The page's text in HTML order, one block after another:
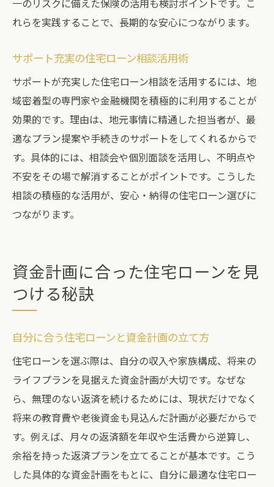
一のリスクに備えた保険の活用も検討ポイントです。こ
れらを実践することで、長期的な安心につながります。
サポート充実の住宅ローン相談活用術
サポートが充実した住宅ローン相談を活用するには、地
域密着型の専門家や金融機関を積極的に利用することが
効果的です。理由は、地元事情に精通した担当者が、最
適なプラン提案や手続きのサポートをしてくれるからで
す。具体的には、相談会や個別面談を活用し、不明点や
不安をその場で解消することがポイントです。こうした
相談の積極的な活用が、安心・納得の住宅ローン選びに
つながります。
資金計画に合った住宅ローンを見
つける秘訣
自分に合う住宅ローンと資金計画の立て方
住宅ローンを選ぶ際は、自分の収入や家族構成、将来の
ライフプランを見据えた資金計画が大切です。なぜな
ら、無理のない返済を続けるためには、現状だけでなく
将来の教育費や老後資金も見込んだ計画が必要だからで
す。例えば、月々の返済額を年収や生活費から逆算し、
余裕を持った返済プランを立てることが基本です。こう
した具体的な資金計画をもとに、自分に最適な住宅ロー